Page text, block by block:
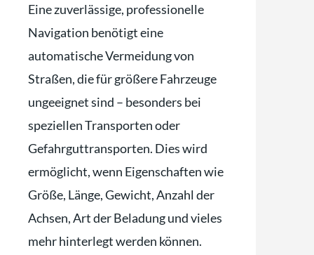
Eine zuverlässige, professionelle
Navigation benötigt eine
automatische Vermeidung von
Straßen, die für größere Fahrzeuge
ungeeignet sind – besonders bei
speziellen Transporten oder
Gefahrguttransporten. Dies wird
ermöglicht, wenn Eigenschaften wie
Größe, Länge, Gewicht, Anzahl der
Achsen, Art der Beladung und vieles
mehr hinterlegt werden können.